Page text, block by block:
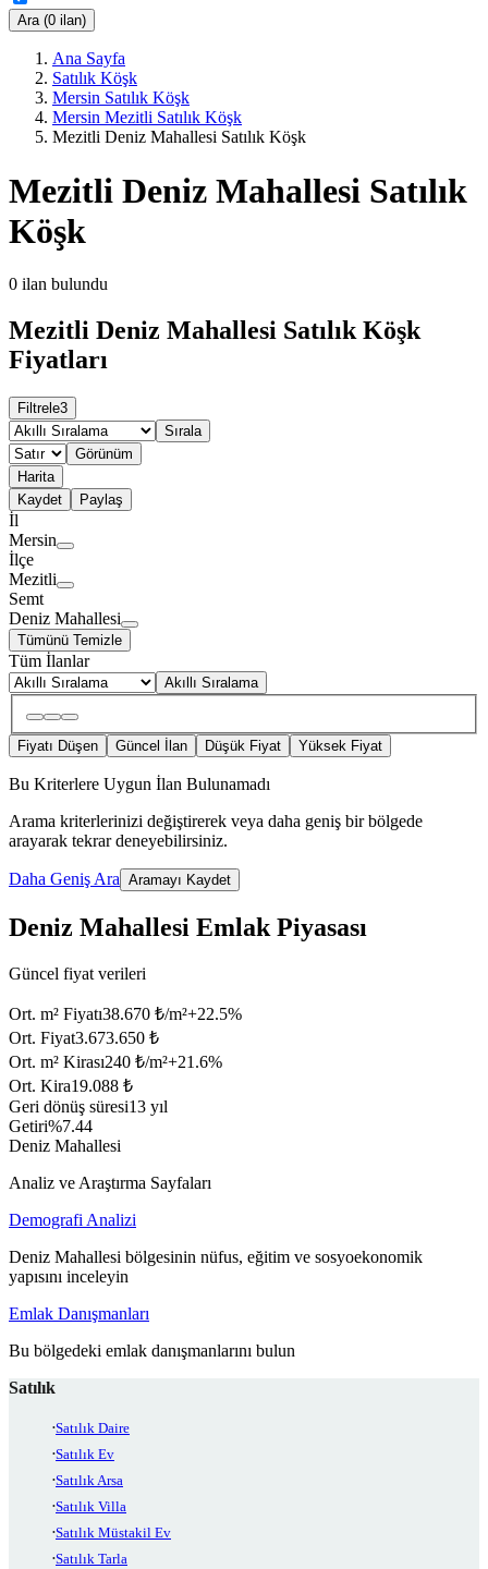
Ara (0 ilan)
Ana Sayfa
Satılık Köşk
Mersin Satılık Köşk
Mersin Mezitli Satılık Köşk
Mezitli Deniz Mahallesi Satılık Köşk
Mezitli Deniz Mahallesi Satılık
Köşk
0 ilan bulundu
Mezitli Deniz Mahallesi Satılık Köşk
Fiyatları
Filtrele3
Sırala
Görünüm
Harita
Kaydet
Paylaş
İl
Mersin
İlçe
Mezitli
Semt
Deniz Mahallesi
Tümünü Temizle
Tüm İlanlar
Akıllı Sıralama
Fiyatı Düşen Güncel İlan Düşük Fiyat Yüksek Fiyat
Bu Kriterlere Uygun İlan Bulunamadı
Arama kriterlerinizi değiştirerek veya daha geniş bir bölgede
arayarak tekrar deneyebilirsiniz.
Daha Geniş Ara Aramayı Kaydet
Deniz Mahallesi Emlak Piyasası
Güncel fiyat verileri
Ort. m² Fiyatı38.670 ₺/m²+22.5%
Ort. Fiyat3.673.650 ₺
Ort. m² Kirası240 ₺/m²+21.6%
Ort. Kira19.088 ₺
Geri dönüş süresi13 yıl
Getiri%7.44
Deniz Mahallesi
Analiz ve Araştırma Sayfaları
Demografi Analizi
Deniz Mahallesi bölgesinin nüfus, eğitim ve sosyoekonomik
yapısını inceleyin
Emlak Danışmanları
Bu bölgedeki emlak danışmanlarını bulun
Satılık
Satılık Daire
Satılık Ev
Satılık Arsa
Satılık Villa
Satılık Müstakil Ev
Satılık Tarla